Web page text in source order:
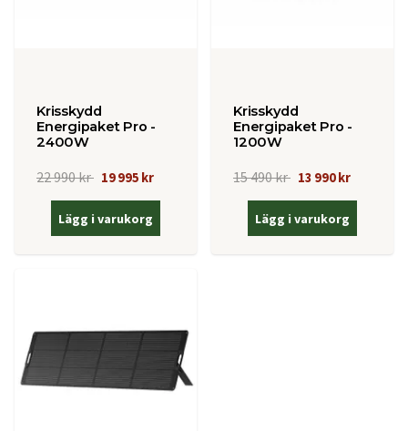
Krisskydd
Energipaket Pro -
2400W
22 990 kr 19 995 kr
Lägg i varukorg
Krisskydd
Energipaket Pro -
1200W
15 490 kr 13 990 kr
Lägg i varukorg